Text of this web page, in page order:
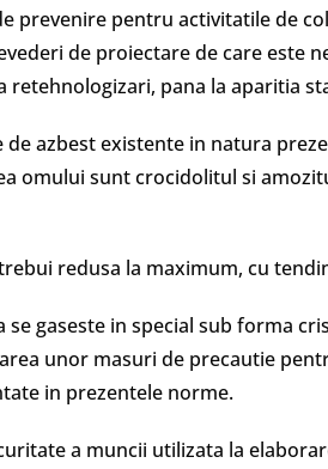
prevenire pentru activitatile de
de proiectare de care este
retehnologizari, pana la aparitia
de azbest existente in natura
omului sunt crocidolitul si
redusa la maximum, cu
se gaseste in special sub forma
unor masuri de precautie
in prezentele norme.
a muncii utilizata la